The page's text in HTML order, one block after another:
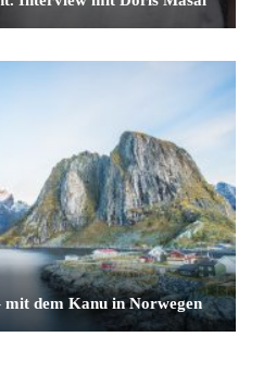
dem Kanu in Norwegen